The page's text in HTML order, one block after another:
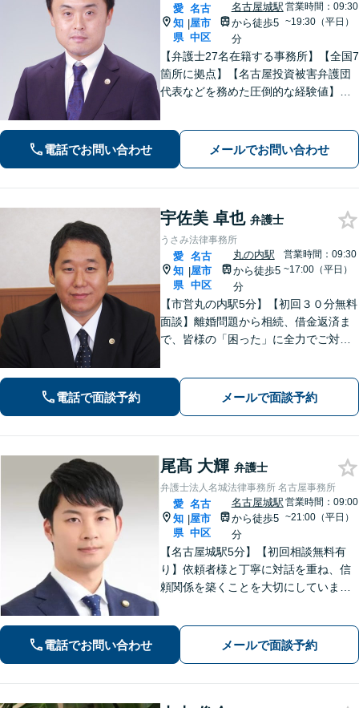
愛
知
県
|
名古
屋市
中区
名古屋城駅
から徒歩5
分
営業時間：09:30
~19:30（平日）
【弁護士27名在籍する事務所】【全国7
箇所に拠点】【名古屋投資被害弁護団
代表などを務めた圧倒的な経験値】投
せください【初回相談無料】【メディ
ア出演やセミナー講演多数】
電話でお問い合わせ メールでお問い合わせ
宇佐美 卓也 弁護士
うさみ法律事務所
愛
知
県
|
名古
屋市
中区
丸の内駅
から徒歩5
分
営業時間：09:30
~17:00（平日）
【市営丸の内駅5分】【初回３０分無料
面談】離婚問題から相続、借金返済ま
で、皆様の「困った」に全力でご対
続きをサポート。話しやすい弁護士で
す。まずはお気軽にご相談を！
電話で面談予約 メールで面談予約
尾髙 大輝 弁護士
弁護士法人名城法律事務所 名古屋事務所
愛
知
県
|
名古
屋市
中区
名古屋城駅
から徒歩5
分
営業時間：09:00
~21:00（平日）
【名古屋城駅5分】【初回相談無料有
り】依頼者様と丁寧に対話を重ね、信
頼関係を築くことを大切にしていま
お任せください。納得感の高い、最善
の解決を目指して尽力いたします【土
電話でお問い合わせ メールで面談予約